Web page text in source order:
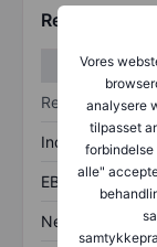
Vores
analysere
tilpasset
alle"
Regnskabstal
Indtægter
EBITDA
Nettoresultat